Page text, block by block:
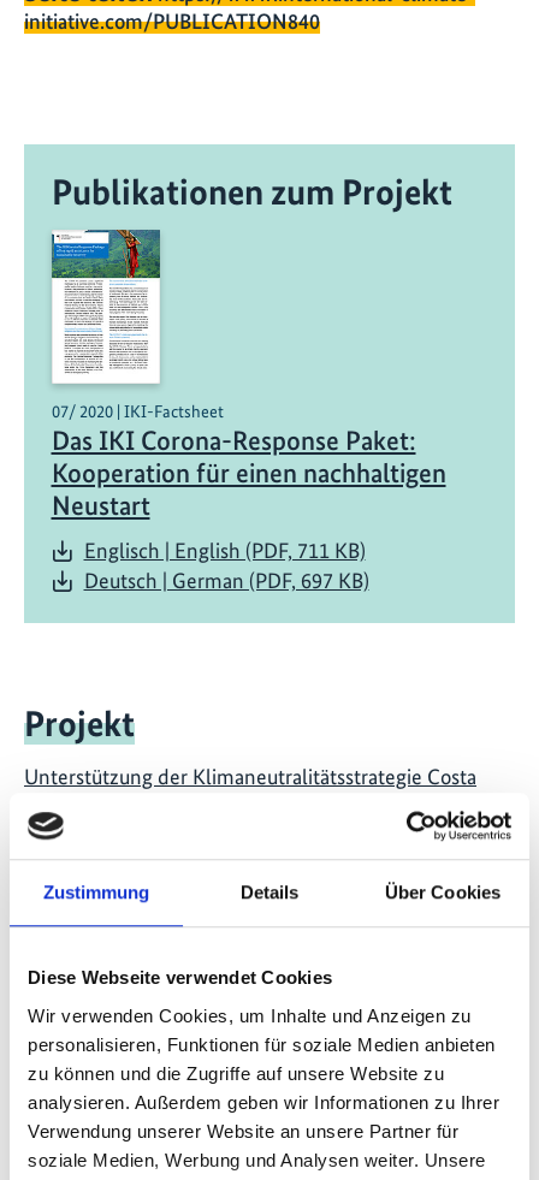
Zustimmung Details Über Cookies
Diese Webseite verwendet Cookies
Wir verwenden Cookies, um Inhalte und Anzeigen zu
personalisieren, Funktionen für soziale Medien anbieten
zu können und die Zugriffe auf unsere Website zu
analysieren. Außerdem geben wir Informationen zu Ihrer
Verwendung unserer Website an unsere Partner für
soziale Medien, Werbung und Analysen weiter. Unsere
initiative.com/PUBLICATION840
Publikationen zum Projekt
07/ 2020 | IKI-Factsheet
Das IKI Corona-Response Paket:
Kooperation für einen nachhaltigen
Neustart
Englisch | English (PDF, 711 KB)
Deutsch | German (PDF, 697 KB)
Projekt
Unterstützung der Klimaneutralitätsstrategie Costa
Ricas als Modell für Low-Carbon Development (Phase
II)
Videos zum Projekt
Diese Inhalte können nicht angezeigt werden, da die
Marketing-Cookies abgelehnt wurden. Klicken Sie
hier, um die Cookies zu akzeptieren und das Video
anzuzeigen!